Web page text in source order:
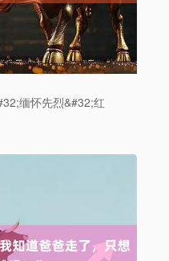
缅怀先烈&#32;红